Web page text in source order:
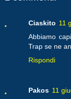
Ciaskito 11
Abbiamo
Trap se ne
Rispondi
Pakos 11